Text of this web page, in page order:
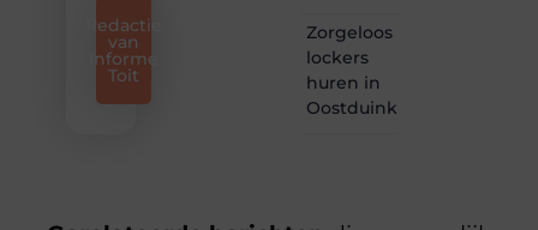
Redactie
van
Informe
Toit
Zorgeloos
lockers
huren in
Oostduinkerke